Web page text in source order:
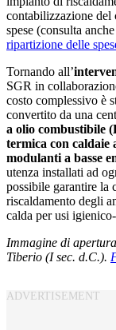
contabilizzazione del
spese (consulta
ripartizione delle
Tornando all’
SGR in
costo complessivo è
convertito da una
a olio combustibile
termica con caldaie
modulanti a basse
utenza installati ad
possibile garantire la
riscaldamento degli
calda per usi
Immagine di
Tiberio (I sec. d.C.).